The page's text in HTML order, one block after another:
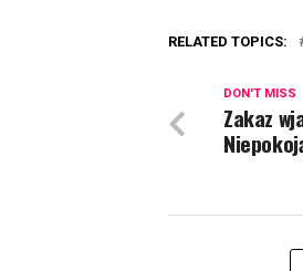
RELATED TOPICS:
DON'T MISS
Zakaz